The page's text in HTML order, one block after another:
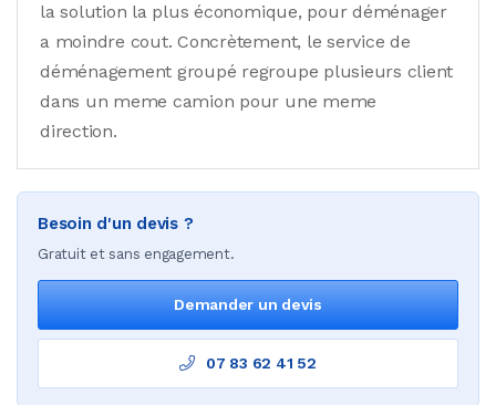
la solution la plus économique, pour déménager
a moindre cout. Concrètement, le service de
déménagement groupé regroupe plusieurs client
dans un meme camion pour une meme
direction.
Besoin d'un devis ?
Gratuit et sans engagement.
Demander un devis
07 83 62 41 52